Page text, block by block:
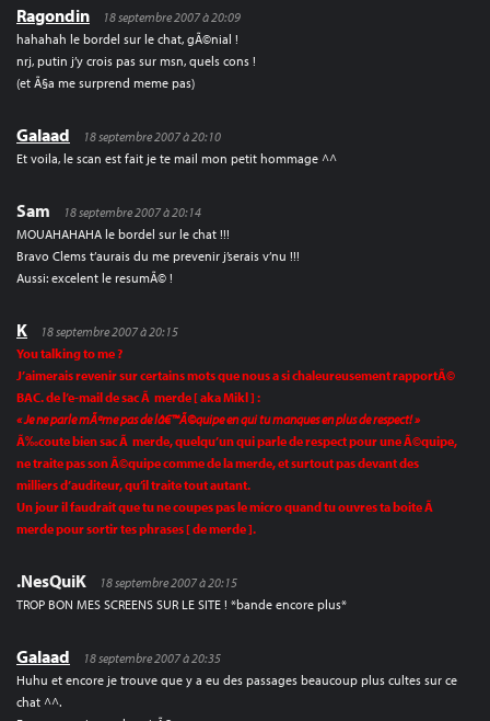
Ragondin
18 septembre 2007 à 20:09
hahahah le bordel sur le chat, gÃ©nial !
nrj, putin j’y crois pas sur msn, quels cons !
(et Ã§a me surprend meme pas)
Galaad
18 septembre 2007 à 20:10
Et voila, le scan est fait je te mail mon petit hommage ^^
Sam
18 septembre 2007 à 20:14
MOUAHAHAHA le bordel sur le chat !!!
Bravo Clems t’aurais du me prevenir j’serais v’nu !!!
Aussi: excelent le resumÃ© !
K
18 septembre 2007 à 20:15
You talking to me ?
J’aimerais revenir sur certains mots que nous a si chaleureusement rapportÃ©
BAC. de l’e-mail de sac Ã merde [ aka Mikl ] :
« Je ne parle mÃªme pas de lâ€™Ã©quipe en qui tu manques en plus de respect! »
Ã‰coute bien sac Ã merde, quelqu’un qui parle de respect pour une Ã©quipe,
ne traite pas son Ã©quipe comme de la merde, et surtout pas devant des
milliers d’auditeur, qu’il traite tout autant.
Un jour il faudrait que tu ne coupes pas le micro quand tu ouvres ta boite Ã
merde pour sortir tes phrases [ de merde ].
.NesQuiK
18 septembre 2007 à 20:15
TROP BON MES SCREENS SUR LE SITE ! *bande encore plus*
Galaad
18 septembre 2007 à 20:35
Huhu et encore je trouve que y a eu des passages beaucoup plus cultes sur ce
chat ^^.